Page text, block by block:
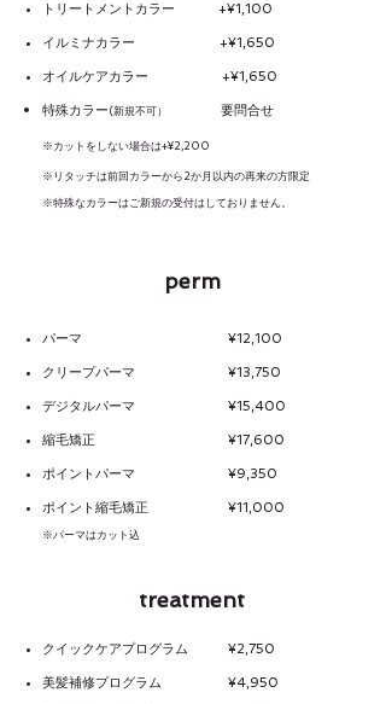
トリートメントカラー +¥1,100
イルミナカラー +¥1,650
オイルケアカラー +¥1,650
特殊カラー (新規不可） 要問合せ
※ カットをしない場合は+¥2,200
​※リタッチは前回カラーから2か月 以内の再来の方限定
​※特殊なカラーはご新規の受付はしておりません。
perm
パーマ ¥12,100
クリープパーマ ¥13,750
デジタルパーマ ¥15,400
縮毛矯正 ¥17,600
ポイントパーマ ¥9,350
ポイント縮毛矯正 ¥11,000
※パーマはカット込
treatment
クイックケアプログラム ¥2,750
美髪補修プログラム ¥4,950